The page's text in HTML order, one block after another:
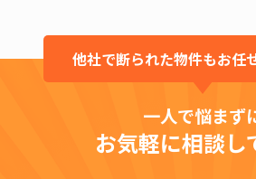
他社で断られた物件もお任
一人で悩まず
お気軽に相談し